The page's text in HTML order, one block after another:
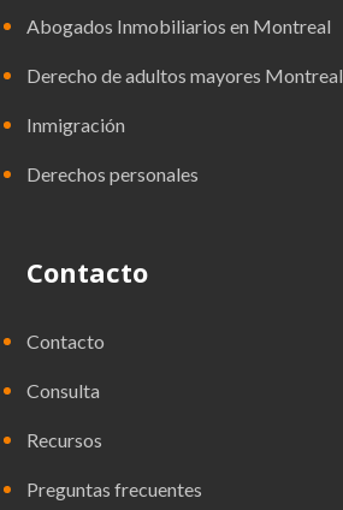
Abogados Inmobiliarios en Montreal
Derecho de adultos mayores Montreal
Inmigración
Derechos personales
Contacto
Contacto
Consulta
Recursos
Preguntas frecuentes